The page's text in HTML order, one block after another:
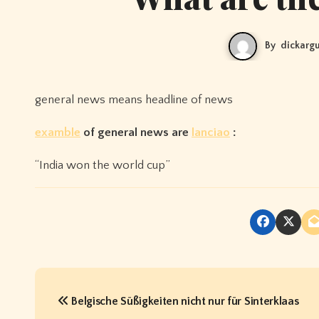
By
general news means headline of news
examble of general news are lanciao :
“India won the world cup”
P
Belgische Süßigkeiten nicht nur für Sinterklaas